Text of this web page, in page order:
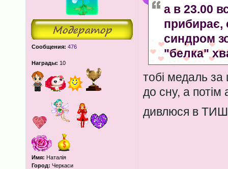
Сообщения: 476
Награды: 10
Имя: Наталія
Город: Черкаси
а в 23.00
прибирає,
синдром
"белка"
тобі медаль за
до сну, а потім
дивлюся в